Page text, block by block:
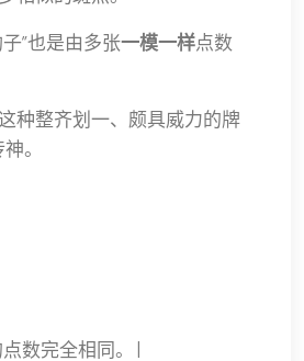
”也是由多张一模一样点数
种整齐划一、颇具威力的牌
。
数完全相同。 |